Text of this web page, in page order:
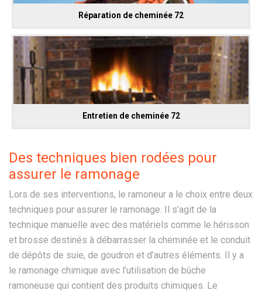
Réparation de cheminée 72
Entretien de cheminée 72
Des techniques bien rodées pour
assurer le ramonage
Lors de ses interventions, le ramoneur a le choix entre deux
techniques pour assurer le ramonage. Il s’agit de la
technique manuelle avec des matériels comme le hérisson
et brosse destinés à débarrasser la cheminée et le conduit
de dépôts de suie, de goudron et d’autres éléments. Il y a
le ramonage chimique avec l’utilisation de bûche
ramoneuse qui contient des produits chimiques. Le